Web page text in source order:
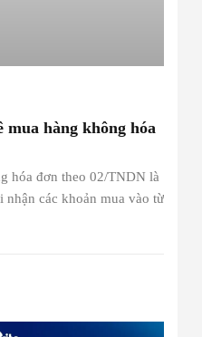
hàng không hóa
hóa đơn theo 02/TNDN là
các khoản mua vào từ